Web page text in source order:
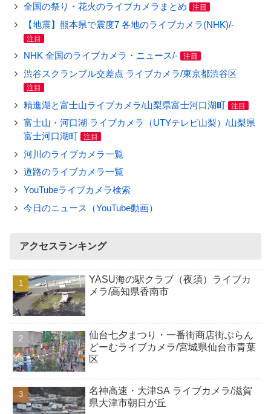
全国の祭り・花火のライブカメラまとめ 注目
【地震】熊本県で震度7 各地のライブカメラ(NHK)/-
注目
NHK 全国のライブカメラ・ニュース/- 注目
渋谷スクランブル交差点 ライブカメラ/東京都渋谷区
注目
精進湖と富士山ライブカメラ/山梨県富士河口湖町 注目
富士山・河口湖 ライブカメラ（UTYテレビ山梨）/山梨県
富士河口湖町
注目
河川のライブカメラ一覧
道路のライブカメラ一覧
YouTubeライブカメラ検索
今日のニュース（YouTube動画）
アクセスランキング
YASU海の駅クラブ（夜須）ライブカ
メラ/高知県香南市
仙台七夕まつり・一番街商店街ぶらん
どーむライブカメラ/宮城県仙台市青葉
区
名神高速・大津SA ライブカメラ/滋賀
県大津市朝日が丘